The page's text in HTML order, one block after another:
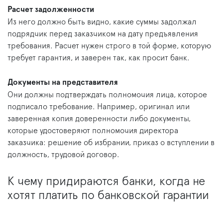
Расчет задолженности
Из него должно быть видно, какие суммы задолжал
подрядчик перед заказчиком на дату предъявления
требования. Расчет нужен строго в той форме, которую
требует гарантия, и заверен так, как просит банк.
Документы на представителя
Они должны подтверждать полномочия лица, которое
подписало требование. Например, оригинал или
заверенная копия доверенности либо документы,
которые удостоверяют полномочия директора
заказчика: решение об избрании, приказ о вступлении в
должность, трудовой договор.
К чему придираются банки, когда не
хотят платить по банковской гарантии